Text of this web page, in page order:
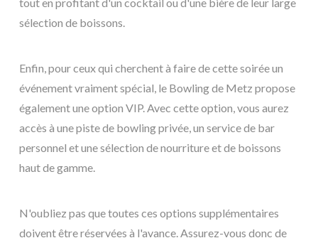
sélection de boissons.
Enfin, pour ceux qui cherchent à faire de cette soirée un
événement vraiment spécial, le Bowling de Metz propose
également une option VIP. Avec cette option, vous aurez
accès à une piste de bowling privée, un service de bar
personnel et une sélection de nourriture et de boissons
haut de gamme.
N'oubliez pas que toutes ces options supplémentaires
doivent être réservées à l'avance. Assurez-vous donc de